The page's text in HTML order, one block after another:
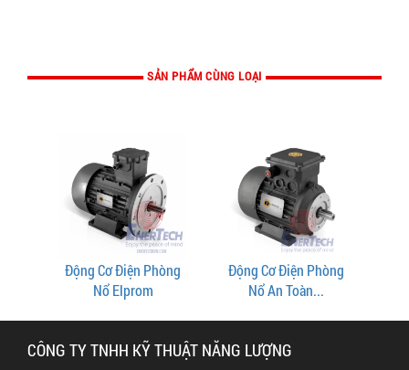
SẢN PHẨM CÙNG LOẠI
Động Cơ Điện Phòng
Nổ Elprom
Động Cơ Điện Phòng
Nổ An Toàn...
CÔNG TY TNHH KỸ THUẬT NĂNG LƯỢNG